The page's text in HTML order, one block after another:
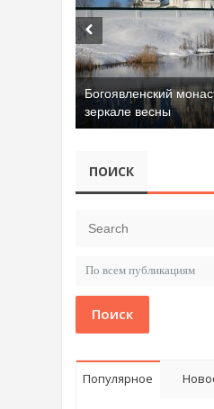
Богоявленский
зеркале весны
ПОИСК
Поиск
Популярное